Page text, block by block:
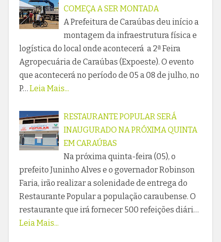
COMEÇA A SER MONTADA
A Prefeitura de Caraúbas deu início a
montagem da infraestrutura física e
logística do local onde acontecerá a 2ª Feira
Agropecuária de Caraúbas (Expoeste). O evento
que acontecerá no período de 05 a 08 de julho, no
P… Leia Mais...
RESTAURANTE POPULAR SERÁ
INAUGURADO NA PRÓXIMA QUINTA
EM CARAÚBAS
Na próxima quinta-feira (05), o
prefeito Juninho Alves e o governador Robinson
Faria, irão realizar a solenidade de entrega do
Restaurante Popular a população caraubense. O
restaurante que irá fornecer 500 refeições diári…
Leia Mais...